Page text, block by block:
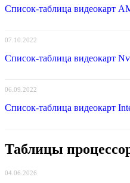
Список-таблица видеокарт
07.10.2022
Список-таблица видеокарт
06.09.2022
Список-таблица видеокарт
Таблицы
04.06.2026